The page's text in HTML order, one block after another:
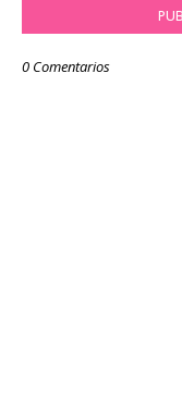
0 Comentarios